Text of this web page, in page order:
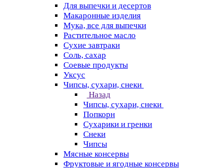
Для выпечки и десертов
Макаронные изделия
Мука, все для выпечки
Растительное масло
Сухие завтраки
Соль, сахар
Соевые продукты
Уксус
Чипсы, сухари, снеки
Назад
Чипсы, сухари, снеки
Попкорн
Сухарики и гренки
Снеки
Чипсы
Мясные консервы
Фруктовые и ягодные консервы